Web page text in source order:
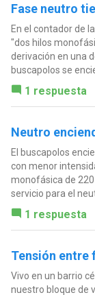
Fase neutro
En el contador de
"dos hilos
derivación en una
buscapolos se
1 respuesta
Neutro
El buscapolos
con menor
monofásica de
servicio para el
1 respuesta
Tensión entre
Vivo en un barrio
nuestro bloque de